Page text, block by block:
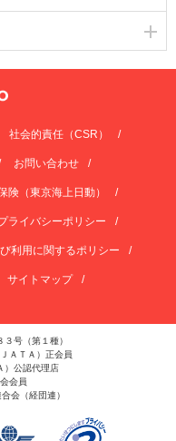
社会的責任（CSR）
お問い合わせ
険（東京海上日動）
ライバシーポリシー
利用に関するポリシー
サイトマップ
号（第１種）
ＡＴＡ）正会員
）公認代理店
会員
会（経団連）